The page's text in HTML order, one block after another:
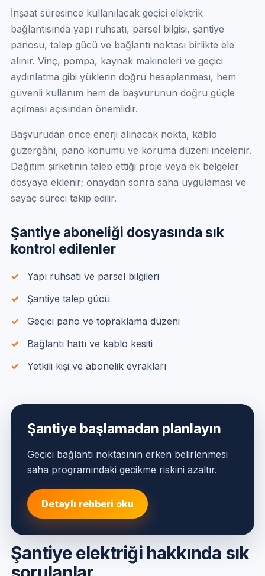
İnşaat süresince kullanılacak geçici elektrik
bağlantısında yapı ruhsatı, parsel bilgisi, şantiye
panosu, talep gücü ve bağlantı noktası birlikte ele
alınır. Vinç, pompa, kaynak makineleri ve geçici
aydınlatma gibi yüklerin doğru hesaplanması, hem
güvenli kullanım hem de başvurunun doğru güçle
açılması açısından önemlidir.
Başvurudan önce enerji alınacak nokta, kablo
güzergâhı, pano konumu ve koruma düzeni incelenir.
Dağıtım şirketinin talep ettiği proje veya ek belgeler
dosyaya eklenir; onaydan sonra saha uygulaması ve
sayaç süreci takip edilir.
Şantiye aboneliği dosyasında sık
kontrol edilenler
Yapı ruhsatı ve parsel bilgileri
Şantiye talep gücü
Geçici pano ve topraklama düzeni
Bağlantı hattı ve kablo kesiti
Yetkili kişi ve abonelik evrakları
Şantiye başlamadan planlayın
Geçici bağlantı noktasının erken belirlenmesi
saha programındaki gecikme riskini azaltır.
Detaylı rehberi oku
Şantiye elektriği hakkında sık